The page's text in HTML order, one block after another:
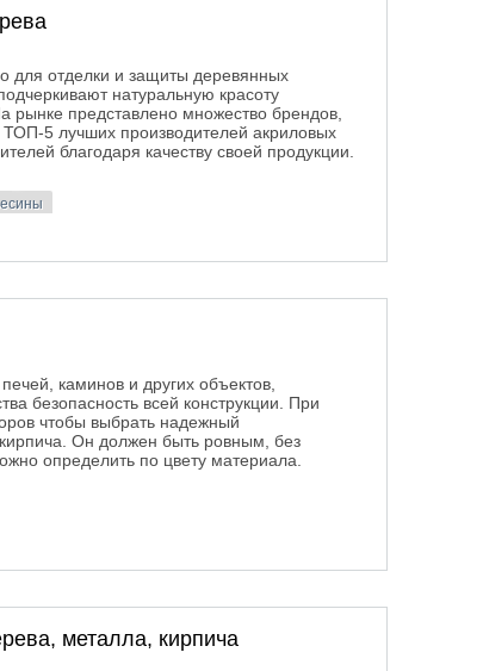
для отделки и защиты деревянных
натуральную красоту
представлено множество брендов,
5 лучших производителей акриловых
благодаря качеству своей продукции.
каминов и других объектов,
безопасность всей конструкции. При
чтобы выбрать надежный
Он должен быть ровным, без
определить по цвету материала.
металла, кирпича